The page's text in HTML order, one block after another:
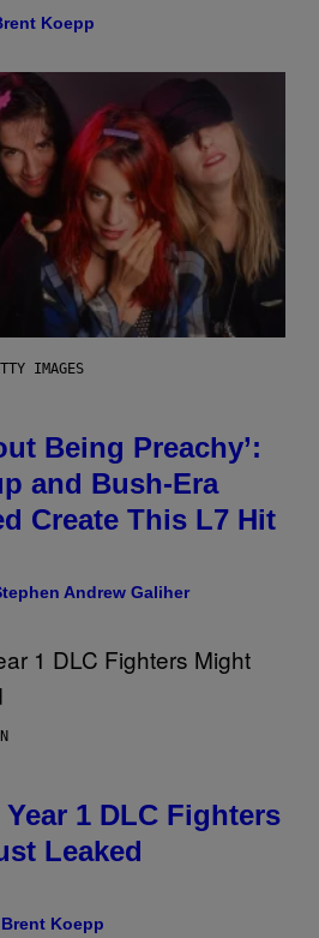
Koepp
IMAGES
Being Preachy’:
and Bush-Era
Create This L7 Hit
Andrew Galiher
1 DLC Fighters
Leaked
Brent Koepp